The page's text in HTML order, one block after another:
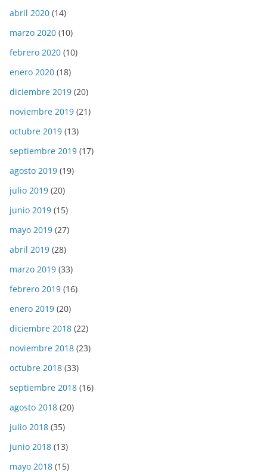
abril 2020 (14)
marzo 2020 (10)
febrero 2020 (10)
enero 2020 (18)
diciembre 2019 (20)
noviembre 2019 (21)
octubre 2019 (13)
septiembre 2019 (17)
agosto 2019 (19)
julio 2019 (20)
junio 2019 (15)
mayo 2019 (27)
abril 2019 (28)
marzo 2019 (33)
febrero 2019 (16)
enero 2019 (20)
diciembre 2018 (22)
noviembre 2018 (23)
octubre 2018 (33)
septiembre 2018 (16)
agosto 2018 (20)
julio 2018 (35)
junio 2018 (13)
mayo 2018 (15)